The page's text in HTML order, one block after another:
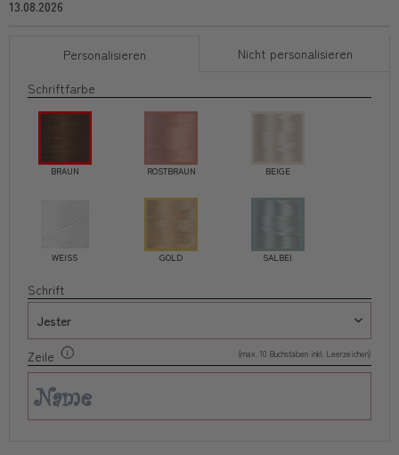
13.08.2026
Personalisieren
Nicht personalisieren
Schriftfarbe
BRAUN ROSTBRAUN BEIGE
WEISS GOLD SALBEI
Schrift
Zeile (max. 10 Buchstaben inkl. Leerzeichen)